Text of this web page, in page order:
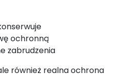
ochronną
zabrudzenia
również realna ochrona